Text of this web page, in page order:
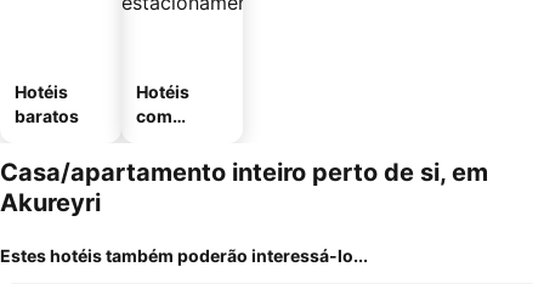
Hotéis
baratos
Hotéis
com
mento
Casa/apartamento inteiro perto de si, em
Akureyri
Estes hotéis também poderão interessá-lo...